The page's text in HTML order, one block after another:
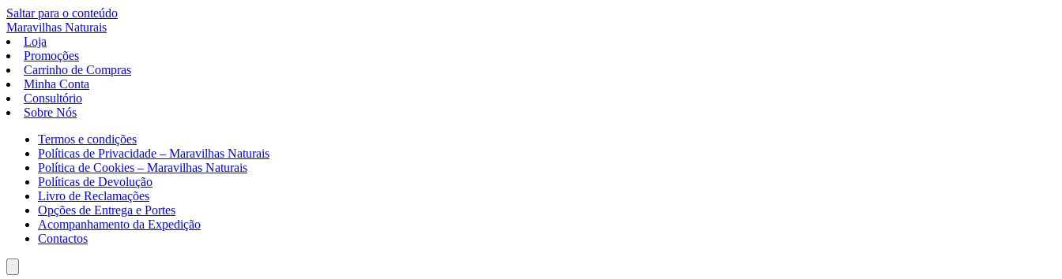
Saltar para o conteúdo
Maravilhas Naturais
Loja
Promoções
Carrinho de Compras
Minha Conta
Consultório
Sobre Nós
Termos e condições
Políticas de Privacidade – Maravilhas Naturais
Política de Cookies – Maravilhas Naturais
Políticas de Devolução
Livro de Reclamações
Opções de Entrega e Portes
Acompanhamento da Expedição
Contactos